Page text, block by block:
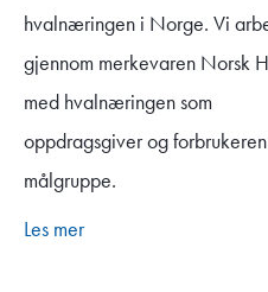
hvalnæringen i Norge. Vi
gjennom merkevaren Norsk
med hvalnæringen som
oppdragsgiver og
målgruppe.
Les mer